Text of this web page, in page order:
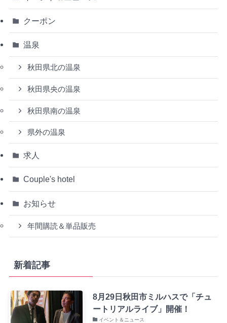
クーポン
温泉
秋田県北の温泉
秋田県央の温泉
秋田県南の温泉
県外の温泉
求人
Couple's hotel
お知らせ
年間購読＆単品販売
新着記事
8月29日秋田市ミルハスで「チュ
ートリアルライブ」開催！
イベント＆ニュース